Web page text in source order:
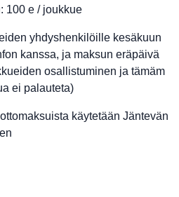
100 e / joukkue
yhdyshenkilöille kesäkuun
kanssa, ja maksun eräpäivä
osallistuminen ja tämäm
ei palauteta)
käytetään Jäntevän